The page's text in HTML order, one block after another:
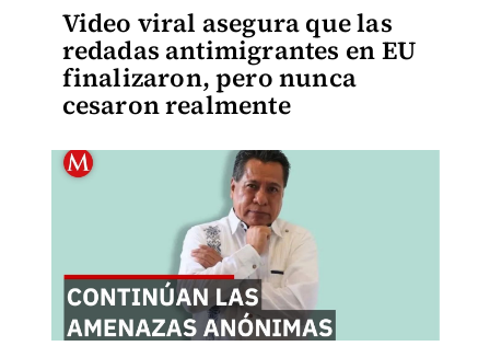
Video viral asegura que las
redadas antimigrantes en EU
finalizaron, pero nunca
cesaron realmente